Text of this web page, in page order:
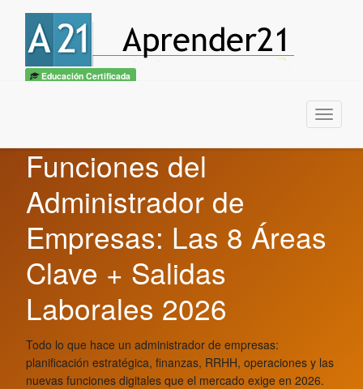
Educación Certificada
Menu
Funciones del
Administrador de
Empresas: Las 8 Áreas
Clave + Salidas
Laborales 2026
Todo lo que hace un administrador de empresas:
planificación estratégica, finanzas, RRHH, operaciones y las
nuevas funciones digitales que el mercado exige en 2026.